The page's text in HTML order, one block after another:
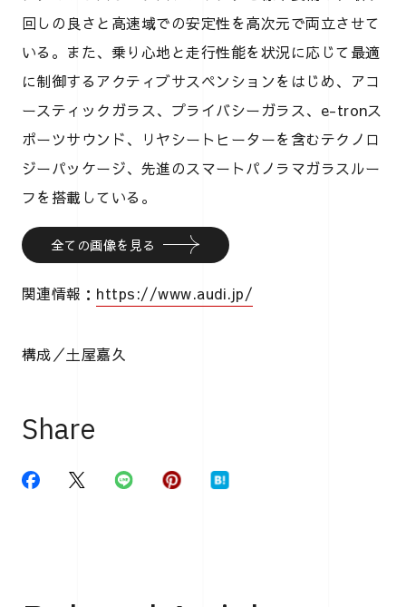
回しの良さと高速域での安定性を高次元で両立させて
いる。また、乗り心地と走行性能を状況に応じて最適
に制御するアクティブサスペンションをはじめ、アコ
ースティックガラス、プライバシーガラス、e-tronス
ポーツサウンド、リヤシートヒーターを含むテクノロ
ジーパッケージ、先進のスマートパノラマガラスルー
フを搭載している。
全ての画像を見る
関連情報： https://www.audi.jp/
構成／土屋嘉久
Share